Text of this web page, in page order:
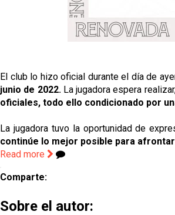
El club lo hizo oficial durante el día de
junio de 2022.La jugadora espera
oficiales, todo ello condicionado por
La jugadora tuvo la oportunidad de
continúe lo mejor posible para
Read more
Comparte:
Sobre el autor: